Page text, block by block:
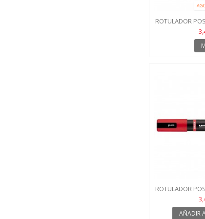
ROTULADOR
ROTULADOR
AÑADIR